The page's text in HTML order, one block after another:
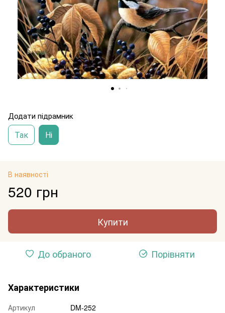
Додати підрамник
Так Ні
В наявності
520 грн
Купити
До обраного Порівняти
Характеристики
Артикул
DM-252